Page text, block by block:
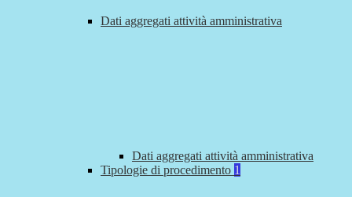
Dati aggregati attività amministrativa
Dati aggregati attività amministrativa
Tipologie di procedimento 1